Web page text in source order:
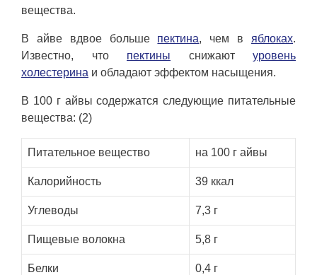
вещества.
В айве вдвое больше пектина, чем в яблоках.
Известно, что пектины снижают уровень
холестерина и обладают эффектом насыщения.
В 100 г айвы содержатся следующие питательные
вещества: (2)
Питательное вещество на 100 г айвы
Калорийность 39 ккал
Углеводы 7,3 г
Пищевые волокна 5,8 г
Белки 0,4 г